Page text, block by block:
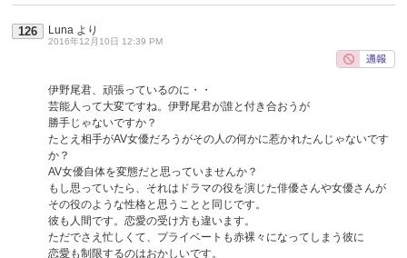
126 Luna より
2016年12月10日 12:39 PM
伊野尾君、頑張っているのに・・
芸能人って大変ですね。伊野尾君が誰と付き合おうが
勝手じゃないですか？
たとえ相手がAV女優だろうがその人の何かに惹かれたんじゃないです
か？
AV女優自体を変態だと思っていませんか？
もし思っていたら、それはドラマの役を演じた俳優さんや女優さんが
その役のような性格と思うことと同じです。
彼も人間です。恋愛の受け方も違います。
ただでさえ忙しくて、プライベートも赤裸々になってしまう彼に
恋愛も制限するのはおかしいです。